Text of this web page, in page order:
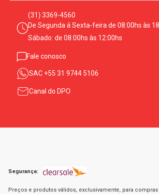
(31) 3369-4560
De Segunda á Sexta-feira de 08:00hs às
Sábado: de 08:00hs às 12:00hs
Fale conosco
SAC +55 31 9744 5106
Canal do DPO
Segurança:
Preços e produtos válidos, exclusivamente, para